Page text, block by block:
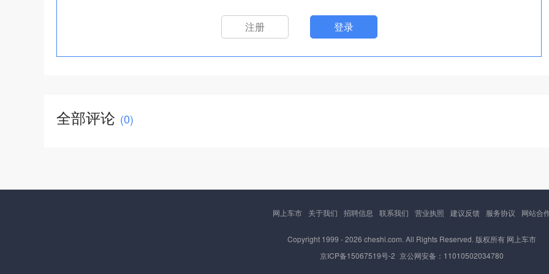
注册 登录
全部评论 (0)
网上车市 关于我们 招聘信息 联系我们 营业执照 建议反馈 服务协议 网站合
Copyright 1999 -2026 cheshi.com. All Rights Reserved. 版权所有 网上车市
京ICP备15067519号-2 京公网安备：11010502034780